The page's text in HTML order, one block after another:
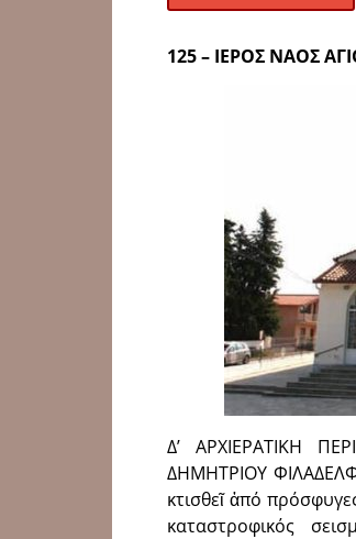
125 – ΙΕΡΟΣ ΝΑΟΣ
Δ’ ΑΡΧΙΕΡΑΤΙΚΗ
ΔΗΜΗΤΡΙΟΥ
κτισθεῖ ἀπό
καταστροφικός